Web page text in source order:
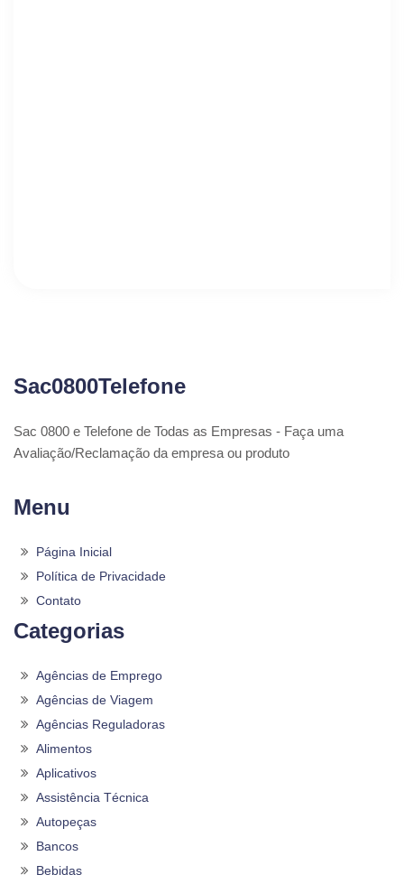
Sac0800Telefone
Sac 0800 e Telefone de Todas as Empresas - Faça uma
Avaliação/Reclamação da empresa ou produto
Menu
Página Inicial
Política de Privacidade
Contato
Categorias
Agências de Emprego
Agências de Viagem
Agências Reguladoras
Alimentos
Aplicativos
Assistência Técnica
Autopeças
Bancos
Bebidas